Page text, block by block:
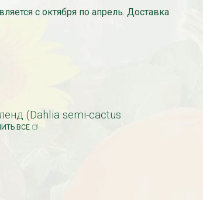
с октября по апрель. Доставка
(Dahlia semi-cactus
ВСЕ